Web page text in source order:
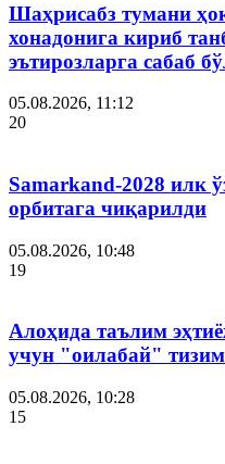
Шаҳрисабз тумани
хонадонига кириб
эътирозларга сабаб
05.08.2026, 11:12
20
Samarkand-2028 илк
орбитага чиқарилди
05.08.2026, 10:48
19
Алоҳида таълим
учун "оилабай"
05.08.2026, 10:28
15